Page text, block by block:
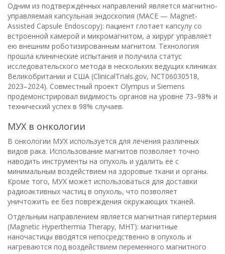
Одним из подтверждённых направлений является магнитно-
управляемая капсульная эндоскопия (MACE — Magnet-
Assisted Capsule Endoscopy): пациент глотает капсулу со
встроенной камерой и микромагнитом, а хирург управляет
ею внешним роботизированным магнитом. Технология
прошла клинические испытания и получила статус
исследовательского метода в нескольких ведущих клиниках
Великобритании и США (ClinicalTrials.gov, NCT06030518,
2023–2024). Совместный проект Olympus и Siemens
продемонстрировал видимость органов на уровне 73–98% и
технический успех в 98% случаев.
МУХ в онкологии
В онкологии МУХ используется для лечения различных
видов рака. Использование магнитов позволяет точно
наводить инструменты на опухоль и удалить ее с
минимальным воздействием на здоровые ткани и органы.
Кроме того, МУХ может использоваться для доставки
радиоактивных частиц в опухоль, что позволяет
уничтожить ее без повреждения окружающих тканей.
Отдельным направлением является магнитная гипертермия
(Magnetic Hyperthermia Therapy, MHT): магнитные
наночастицы вводятся непосредственно в опухоль и
нагреваются под воздействием переменного магнитного